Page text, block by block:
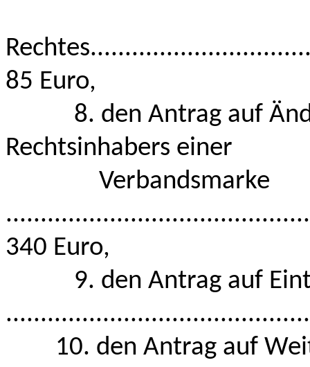
85 Euro,
8. den Antrag auf
Rechtsinhabers einer
Verbandsmarke
340 Euro,
9. den Antrag auf
10. den Antrag auf